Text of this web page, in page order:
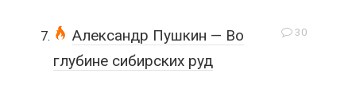
30
Александр Пушкин — Во
глубине сибирских руд